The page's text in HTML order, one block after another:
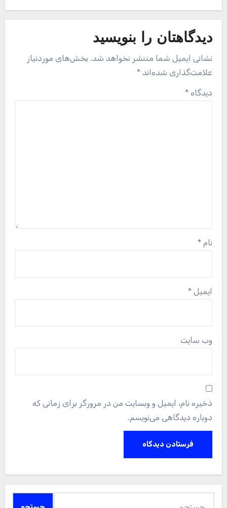
دیدگاهتان را بنویسید
نشانی ایمیل شما منتشر نخواهد شد. بخش‌های موردنیاز
علامت‌گذاری شده‌اند *
دیدگاه *
نام *
ایمیل *
وب‌ سایت
ذخیره نام، ایمیل و وبسایت من در مرورگر برای زمانی که
دوباره دیدگاهی می‌نویسم.